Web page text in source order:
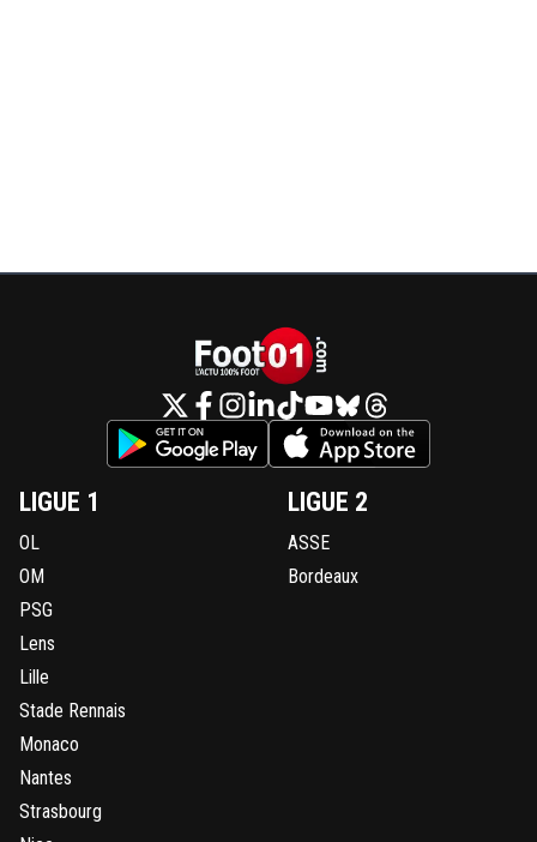
LIGUE 1
OL
OM
PSG
Lens
Lille
Stade Rennais
Monaco
Nantes
Strasbourg
LIGUE 2
ASSE
Bordeaux